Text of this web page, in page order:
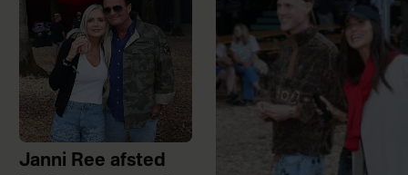
Janni Ree afsted